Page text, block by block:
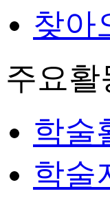
찾아
주요활
학술
학술